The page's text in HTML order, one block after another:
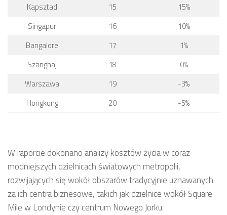
Kapsztad
15
15%
Singapur
16
10%
Bangalore
17
1%
Szanghaj
18
0%
Warszawa
19
-3%
Hongkong
20 -5%
W raporcie dokonano analizy kosztów życia w coraz
modniejszych dzielnicach światowych metropolii,
rozwijających się wokół obszarów tradycyjnie uznawanych
za ich centra biznesowe, takich jak dzielnice wokół Square
Mile w Londynie czy centrum Nowego Jorku.